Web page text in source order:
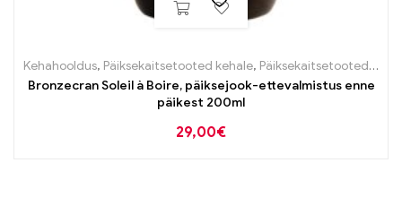
Kehahooldus, Päiksekaitsetooted kehale, Päiksekaitsetooted näole
Bronzecran Soleil à Boire, päiksejook-ettevalmistus enne
päikest 200ml
29,00€